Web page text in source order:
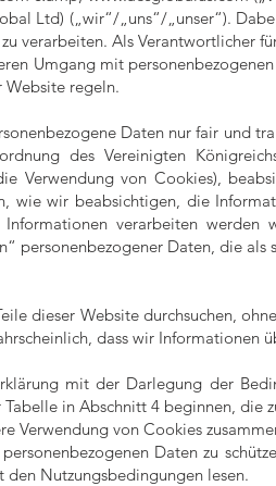
Ltd) („wir“/„uns“/„unser“).
verarbeiten. Als Verantwortlicher
Umgang mit
regeln.
Daten nur fair und
des Vereinigten
Verwendung von Cookies),
wie wir beabsichtigen, die
verarbeiten werden
personenbezogener Daten, die
dieser Website durchsuchen,
dass wir Informationen
mit der Darlegung der
in Abschnitt 4 beginnen, die
Verwendung von Cookies
Daten zu
den Nutzungsbedingungen lesen.